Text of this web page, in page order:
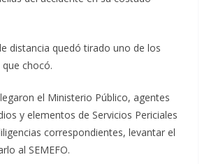
distancia quedó tirado uno de los
chocó.
el Ministerio Público, agentes
y elementos de Servicios Periciales
correspondientes, levantar el
al SEMEFO.